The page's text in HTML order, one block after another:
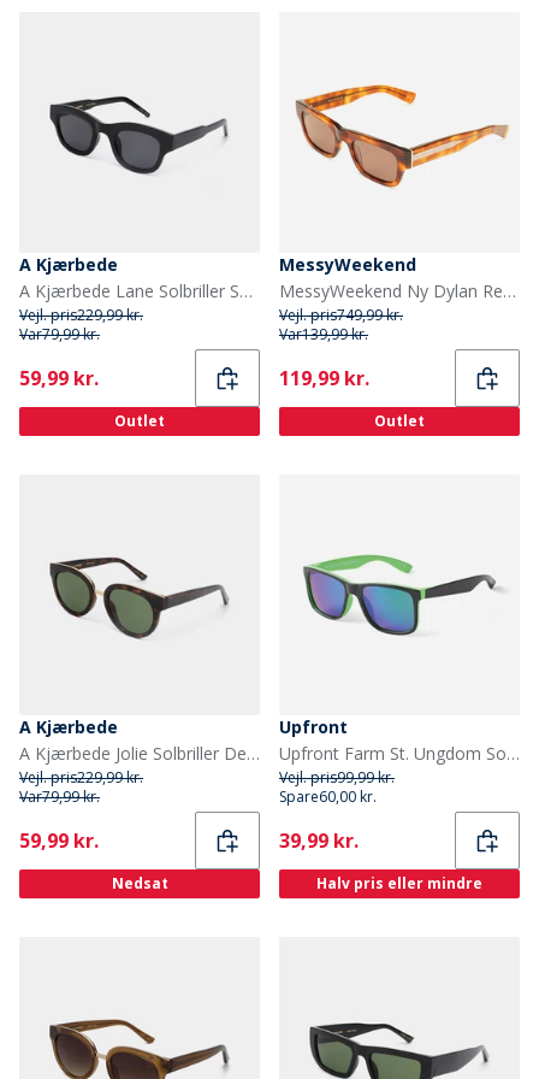
A Kjærbede
A Kjærbede Lane Solbriller Sort
Vejl. pris229,99 kr.
Var79,99 kr.
Current
59,99 kr.
Outlet
MessyWeekend
MessyWeekend Ny Dylan Reveal Solbriller Havana/Transparent
Vejl. pris749,99 kr.
Var139,99 kr.
Current
119,99 kr.
Outlet
A Kjærbede
A Kjærbede Jolie Solbriller Demi Tortoise
Vejl. pris229,99 kr.
Var79,99 kr.
Current
59,99 kr.
Nedsat
Upfront
Upfront Farm St. Ungdom Solbriller Black Green
Vejl. pris99,99 kr.
Spare60,00 kr.
Current
39,99 kr.
Halv pris eller mindre